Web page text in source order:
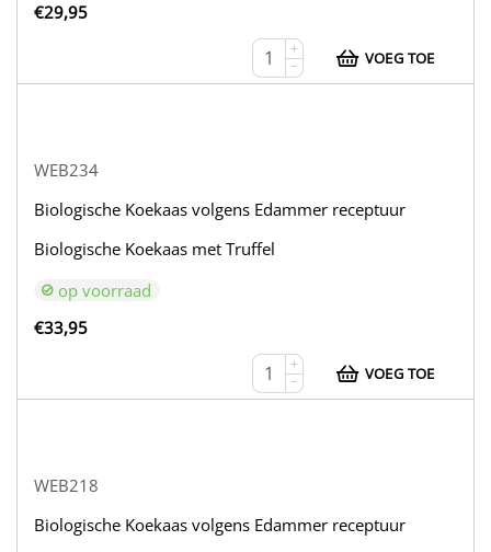
€29,95
+
−
VOEG TOE
WEB234
Biologische Koekaas volgens Edammer receptuur
Biologische Koekaas met Truffel
op voorraad
€33,95
+
−
VOEG TOE
WEB218
Biologische Koekaas volgens Edammer receptuur